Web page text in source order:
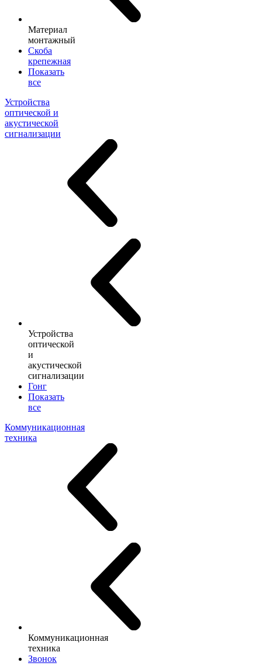
Материал
монтажный
Скоба
крепежная
Показать
все
Устройства
оптической и
акустической
сигнализации
Устройства
оптической
и
акустической
сигнализации
Гонг
Показать
все
Коммуникационная
техника
Коммуникационная
техника
Звонок